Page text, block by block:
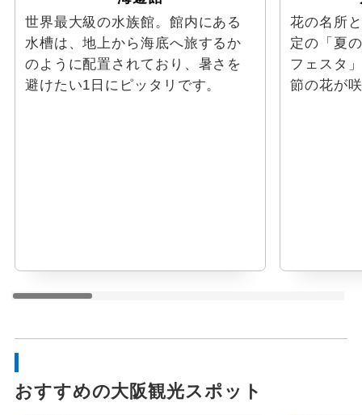
世界最大級の水族館。館内にある
水槽は、地上から海底へ旅するか
のように配置されており、暑さを
避けたい1日にピッタリです。
花の名所
定の「夏
フェスタ
節の花が
おすすめの大阪観光スポット